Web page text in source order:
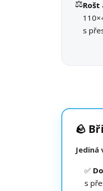
⚖️Rošt
s
🪨
✅
s